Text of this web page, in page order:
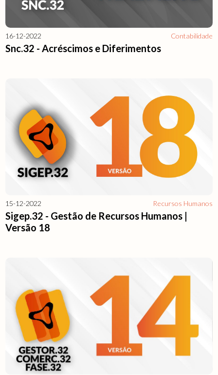
16-12-2022 Contabilidade
Snc.32 - Acréscimos e Diferimentos
15-12-2022 Recursos Humanos
Sigep.32 - Gestão de Recursos Humanos |
Versão 18